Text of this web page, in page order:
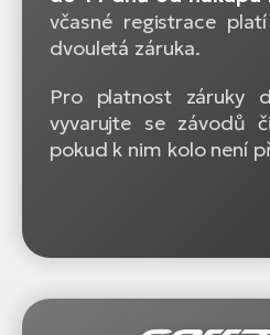
včasné registrace
dvouletá záruka.
Pro platnost záruky
vyvarujte se závodů
pokud k nim kolo není